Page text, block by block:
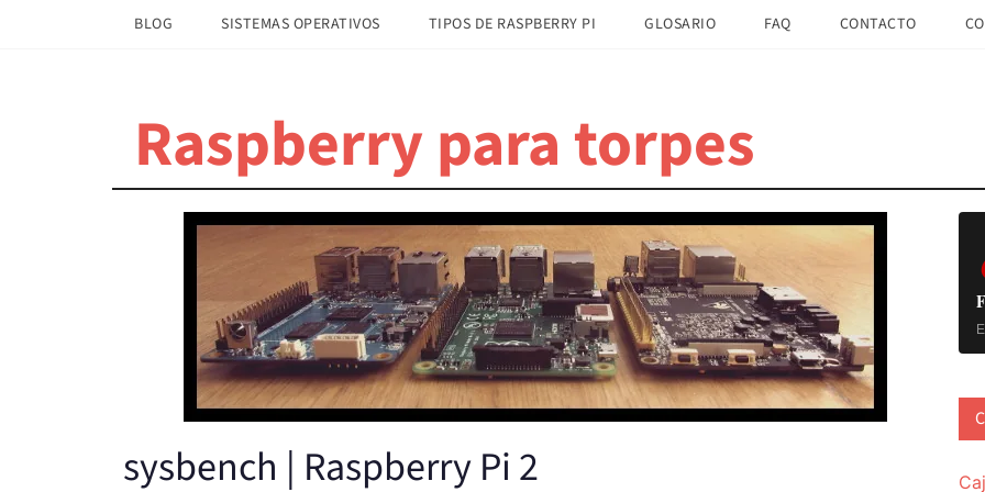
BLOG SISTEMAS OPERATIVOS TIPOS DE RASPBERRY PI GLOSARIO FAQ CONTACTO
Raspberry para torpes
sysbench | Raspberry Pi 2